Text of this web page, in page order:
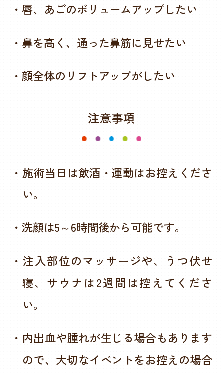
・唇、あごのボリュームアップしたい
・鼻を高く、通った鼻筋に見せたい
・顔全体のリフトアップがしたい
注意事項
・施術当日は飲酒・運動はお控えくださ
い。
・洗顔は5～6時間後から可能です。
・注入部位のマッサージや、うつ伏せ
寝、サウナは2週間は控えてくださ
い。
・内出血や腫れが生じる場合もあります
ので、大切なイベントをお控えの場合